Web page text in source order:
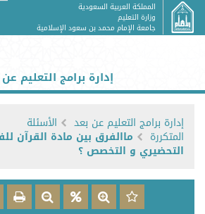
المملكة العربية السعودية
وزارة التعليم
جامعة الإمام محمد بن سعود الإسلامية
إدارة برامج التعليم
إدارة برامج التعليم عن بعد الأسئلة
المتكررة ماالفرق بين مادة القرآن
التحضيري و التخصص ؟